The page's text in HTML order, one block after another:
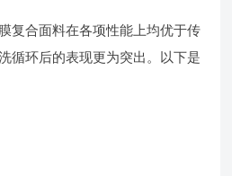
复合面料在各项性能上均优于传
循环后的表现更为突出。以下是